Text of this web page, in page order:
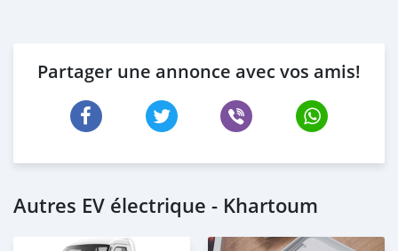
Partager une annonce avec vos amis!
Autres EV électrique - Khartoum